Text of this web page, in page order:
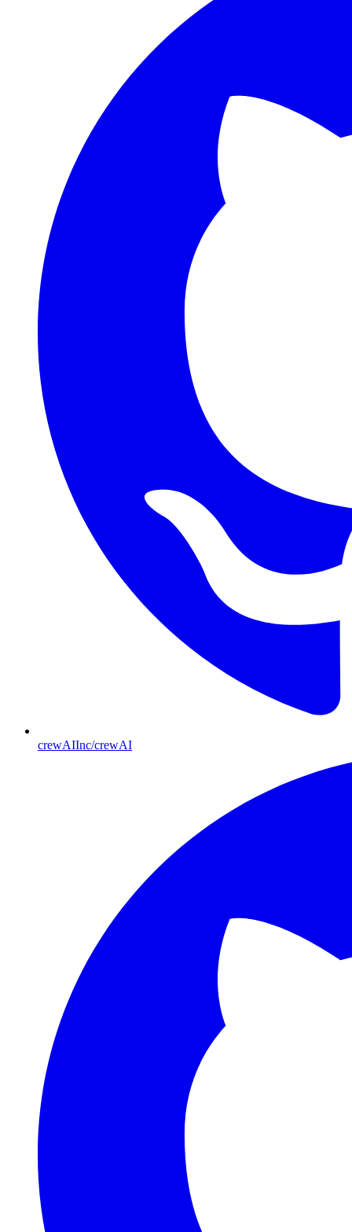
crewAIInc/crewAI